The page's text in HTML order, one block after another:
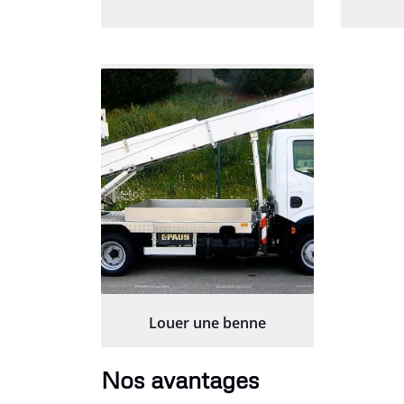
Louer une benne
Nos avantages